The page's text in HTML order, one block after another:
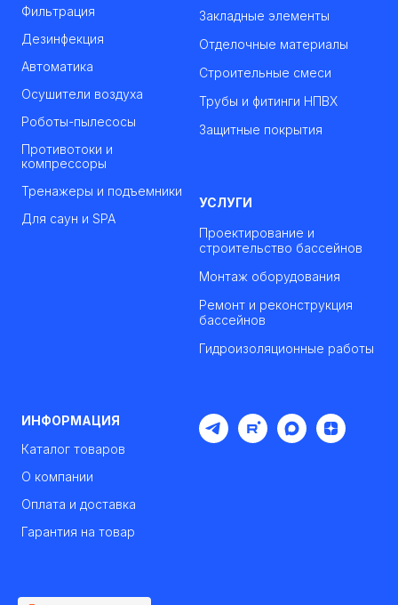
Фильтрация
Дезинфекция
Автоматика
Осушители воздуха
Роботы-пылесосы
Противотоки и
компрессоры
Тренажеры и подъемники
Для саун и SPA
Закладные элементы
Отделочные материалы
Строительные смеси
Трубы и фитинги НПВХ
Защитные покрытия
УСЛУГИ
Проектирование и
строительство бассейнов
Монтаж оборудования
Ремонт и реконструкция
бассейнов
Гидроизоляционные работы
ИНФОРМАЦИЯ
Каталог товаров
О компании
Оплата и доставка
Гарантия на товар